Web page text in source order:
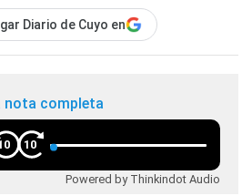
Diario de Cuyo en
nota completa
10
Powered by Thinkindot Audio